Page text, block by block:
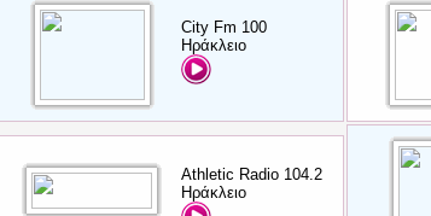
City Fm 100
Ηράκλειο
Athletic Radio 104.2
Ηράκλειο